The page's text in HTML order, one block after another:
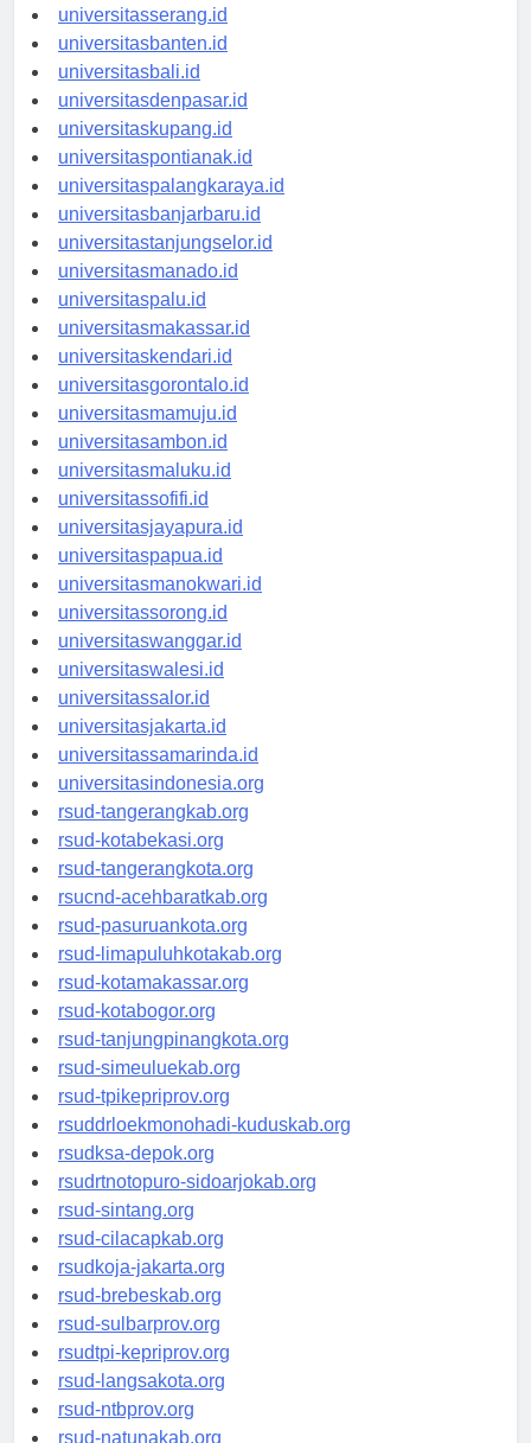
universitassurabaya.id
universitasserang.id
universitasbanten.id
universitasbali.id
universitasdenpasar.id
universitaskupang.id
universitaspontianak.id
universitaspalangkaraya.id
universitasbanjarbaru.id
universitastanjungselor.id
universitasmanado.id
universitaspalu.id
universitasmakassar.id
universitaskendari.id
universitasgorontalo.id
universitasmamuju.id
universitasambon.id
universitasmaluku.id
universitassofifi.id
universitasjayapura.id
universitaspapua.id
universitasmanokwari.id
universitassorong.id
universitaswanggar.id
universitaswalesi.id
universitassalor.id
universitasjakarta.id
universitassamarinda.id
universitasindonesia.org
rsud-tangerangkab.org
rsud-kotabekasi.org
rsud-tangerangkota.org
rsucnd-acehbaratkab.org
rsud-pasuruankota.org
rsud-limapuluhkotakab.org
rsud-kotamakassar.org
rsud-kotabogor.org
rsud-tanjungpinangkota.org
rsud-simeuluekab.org
rsud-tpikepriprov.org
rsuddrloekmonohadi-kuduskab.org
rsudksa-depok.org
rsudrtnotopuro-sidoarjokab.org
rsud-sintang.org
rsud-cilacapkab.org
rsudkoja-jakarta.org
rsud-brebeskab.org
rsud-sulbarprov.org
rsudtpi-kepriprov.org
rsud-langsakota.org
rsud-ntbprov.org